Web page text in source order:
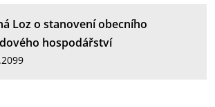
Loz o stanovení obecního
hospodářství